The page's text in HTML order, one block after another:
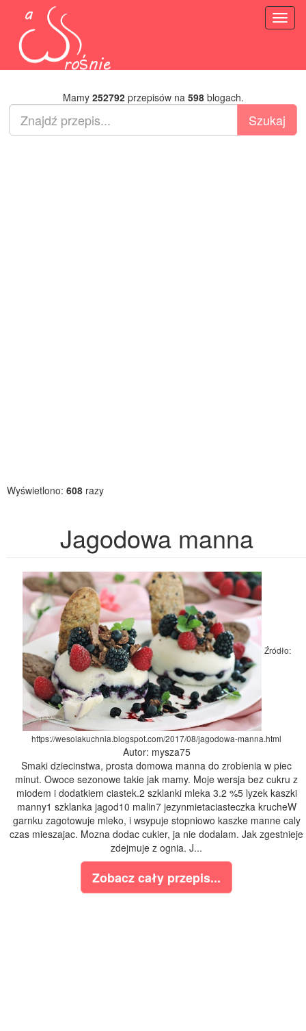
Mamy 252792przepisów na 598blogach.
Wyświetlono: 608 razy
Jagodowa manna
Źródło:
https://wesolakuchnia.blogspot.com/2017/08/jagodowa-manna.html
Autor: mysza75
Smaki dziecinstwa, prosta domowa manna do zrobienia w piec
minut. Owoce sezonowe takie jak mamy. Moje wersja bez cukru z
miodem i dodatkiem ciastek.2 szklanki mleka 3.2 %5 lyzek kaszki
manny1 szklanka jagod10 malin7 jezynmietaciasteczka krucheW
garnku zagotowuje mleko, i wsypuje stopniowo kaszke manne caly
czas mieszajac. Mozna dodac cukier, ja nie dodalam. Jak zgestnieje
zdejmuje z ognia. J...
Zobacz cały przepis...